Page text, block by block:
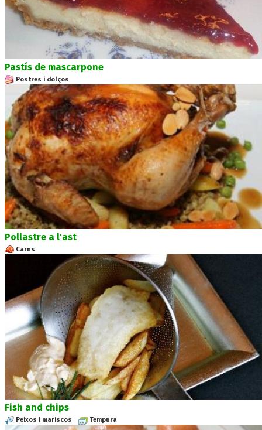
Pastís de mascarpone
Postres i dolços
Pollastre a l'ast
Carns
Fish and chips
Peixos i mariscos Tempura